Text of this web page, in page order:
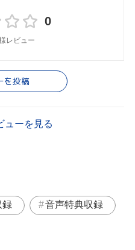
0
レビュー
を投稿
ューを見る
録 音声特典収録